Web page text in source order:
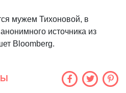
мужем Тихоновой, в
источника из
Bloomberg.